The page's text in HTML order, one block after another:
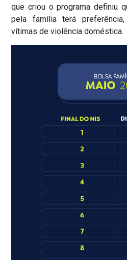
que criou o programa definiu
pela família terá
vítimas de violência doméstica.